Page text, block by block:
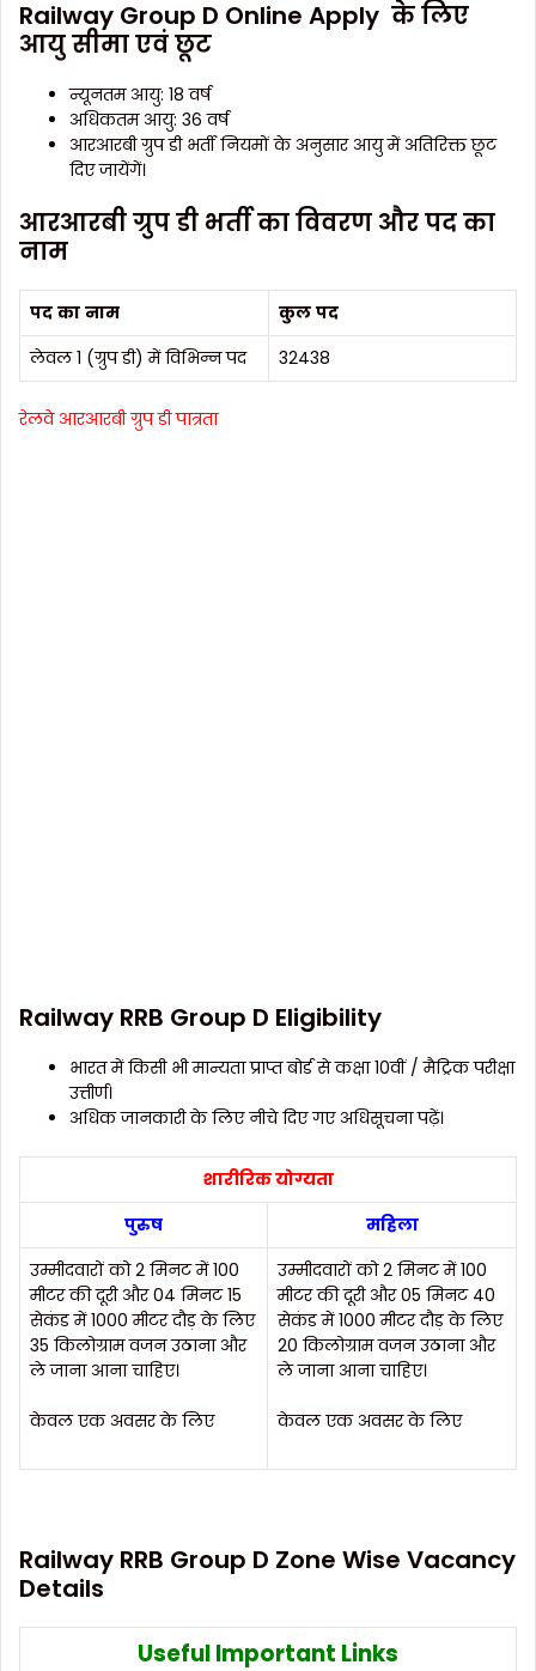
Railway Group D Online Apply के लिए
आयु सीमा एवं छूट
न्यूनतम आयु: 18 वर्ष
अधिकतम आयु: 36 वर्ष
आरआरबी ग्रुप डी भर्ती नियमों के अनुसार आयु में अतिरिक्त छूट
दिए जायेंगें।
आरआरबी ग्रुप डी भर्ती का विवरण और पद का
नाम
पद का नाम कुल पद
लेवल 1 (ग्रुप डी) में विभिन्न पद
32438
रेलवे आरआरबी ग्रुप डी पात्रता
Railway RRB Group D Eligibility
भारत में किसी भी मान्यता प्राप्त बोर्ड से कक्षा 10वीं / मैट्रिक परीक्षा
उत्तीर्ण।
अधिक जानकारी के लिए नीचे दिए गए अधिसूचना पढ़ें।
शारीरिक योग्यता
पुरुष
महिला
उम्मीदवारों को 2 मिनट में 100
मीटर की दूरी और 04 मिनट 15
सेकंड में 1000 मीटर दौड़ के लिए
35 किलोग्राम वजन उठाना और
ले जाना आना चाहिए।
केवल एक अवसर के लिए
उम्मीदवारों को 2 मिनट में 100
मीटर की दूरी और 05 मिनट 40
सेकंड में 1000 मीटर दौड़ के लिए
20 किलोग्राम वजन उठाना और
ले जाना आना चाहिए।
केवल एक अवसर के लिए
Railway RRB Group D Zone Wise Vacancy
Details
Useful Important Links